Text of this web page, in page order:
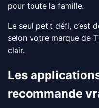
pour toute la famille.
Le seul petit défi, c’est
selon votre marque de
clair.
Les
recommande